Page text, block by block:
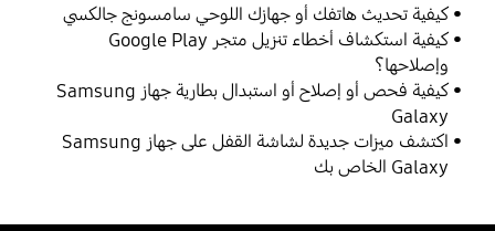
كيفية تحديث هاتفك أو جهازك اللوحي سامسونج جالكسي
كيفية استكشاف أخطاء تنزيل متجر Google Play
وإصلاحها؟
كيفية فحص أو إصلاح أو استبدال بطارية جهاز Samsung
Galaxy
اكتشف ميزات جديدة لشاشة القفل على جهاز Samsung
Galaxy الخاص بك